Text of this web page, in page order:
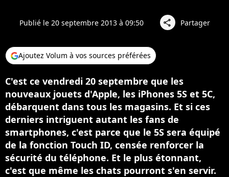
Publié le 20 septembre 2013 à 09:50 share Partager
Ajoutez Volum à vos sources préférées
C'est ce vendredi 20 septembre que les
nouveaux jouets d'Apple, les iPhones 5S et 5C,
débarquent dans tous les magasins. Et si ces
derniers intriguent autant les fans de
smartphones, c'est parce que le 5S sera équipé
de la fonction Touch ID, censée renforcer la
sécurité du téléphone. Et le plus étonnant,
c'est que même les chats pourront s'en servir.